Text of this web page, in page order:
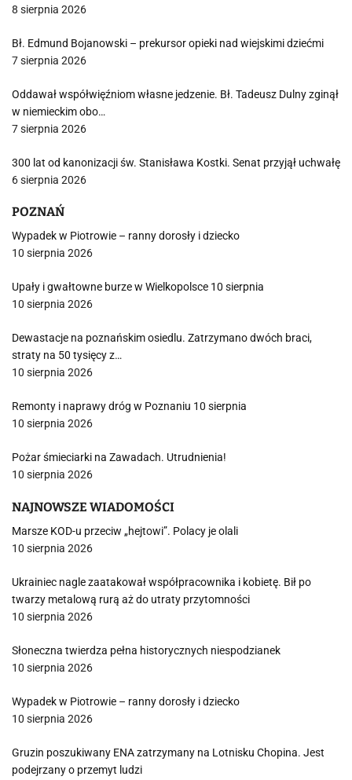
8 sierpnia 2026
Bł. Edmund Bojanowski – prekursor opieki nad wiejskimi dziećmi
7 sierpnia 2026
Oddawał współwięźniom własne jedzenie. Bł. Tadeusz Dulny zginął
w niemieckim obo…
7 sierpnia 2026
300 lat od kanonizacji św. Stanisława Kostki. Senat przyjął uchwałę
6 sierpnia 2026
POZNAŃ
Wypadek w Piotrowie – ranny dorosły i dziecko
10 sierpnia 2026
Upały i gwałtowne burze w Wielkopolsce 10 sierpnia
10 sierpnia 2026
Dewastacje na poznańskim osiedlu. Zatrzymano dwóch braci,
straty na 50 tysięcy z…
10 sierpnia 2026
Remonty i naprawy dróg w Poznaniu 10 sierpnia
10 sierpnia 2026
Pożar śmieciarki na Zawadach. Utrudnienia!
10 sierpnia 2026
NAJNOWSZE WIADOMOŚCI
Marsze KOD-u przeciw „hejtowi”. Polacy je olali
10 sierpnia 2026
Ukrainiec nagle zaatakował współpracownika i kobietę. Bił po
twarzy metalową rurą aż do utraty przytomności
10 sierpnia 2026
Słoneczna twierdza pełna historycznych niespodzianek
10 sierpnia 2026
Wypadek w Piotrowie – ranny dorosły i dziecko
10 sierpnia 2026
Gruzin poszukiwany ENA zatrzymany na Lotnisku Chopina. Jest
podejrzany o przemyt ludzi